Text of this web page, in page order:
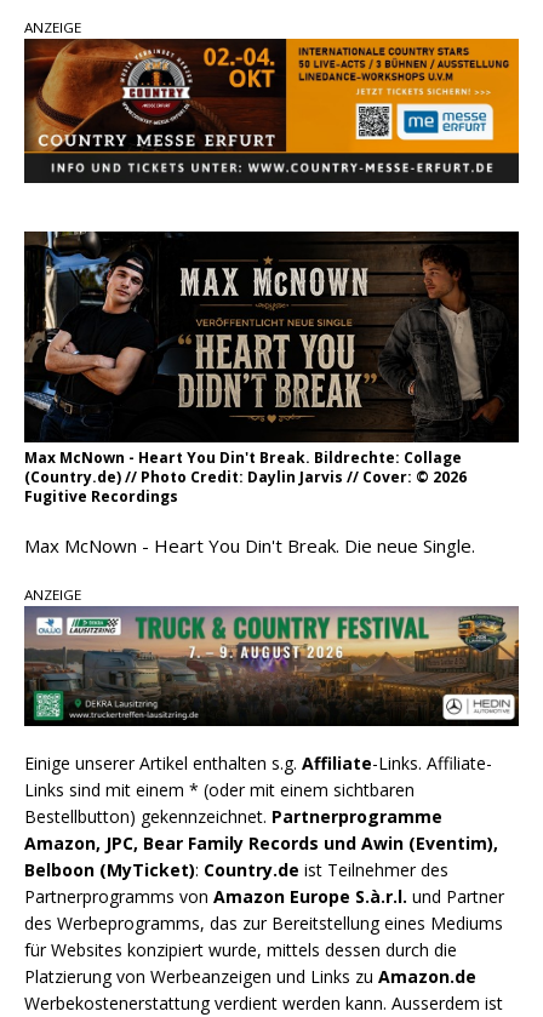
Danke für Euer Vertrauen: Country.de erreicht
täglich rund 10.000 Leser
Kacey Musgraves entführt Fans mit neuem
Video zu „Mexico Honey“
Vergleich mit anderen
ANZEIGE
Max McNown - Heart You Din't Break. Bildrechte: Collage
(Country.de) // Photo Credit: Daylin Jarvis // Cover: © 2026
Fugitive Recordings
Max McNown - Heart You Din't Break. Die neue Single.
ANZEIGE
Einige unserer Artikel enthalten s.g. Affiliate-Links. Affiliate-
Links sind mit einem * (oder mit einem sichtbaren
Bestellbutton) gekennzeichnet. Partnerprogramme
Amazon, JPC, Bear Family Records und Awin (Eventim),
Belboon (MyTicket): Country.de ist Teilnehmer des
Partnerprogramms von Amazon Europe S.à.r.l. und Partner
des Werbeprogramms, das zur Bereitstellung eines Mediums
für Websites konzipiert wurde, mittels dessen durch die
Platzierung von Werbeanzeigen und Links zu Amazon.de
Werbekostenerstattung verdient werden kann. Ausserdem ist